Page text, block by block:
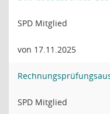
SPD Mitglied
von 17.11.2025
SPD Mitglied